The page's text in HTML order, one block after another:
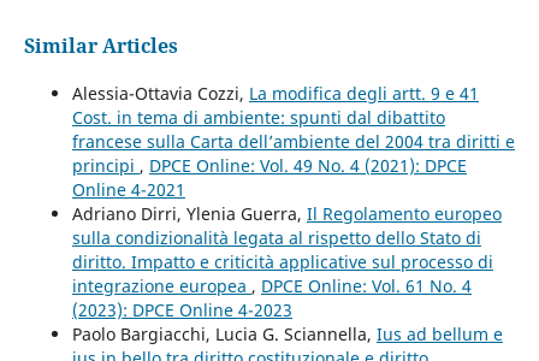
Similar Articles
Alessia-Ottavia Cozzi, La modifica degli artt. 9 e 41
Cost. in tema di ambiente: spunti dal dibattito
francese sulla Carta dell’ambiente del 2004 tra diritti e
principi , DPCE Online: Vol. 49 No. 4 (2021): DPCE
Online 4-2021
Adriano Dirri, Ylenia Guerra, Il Regolamento europeo
sulla condizionalità legata al rispetto dello Stato di
diritto. Impatto e criticità applicative sul processo di
integrazione europea , DPCE Online: Vol. 61 No. 4
(2023): DPCE Online 4-2023
Paolo Bargiacchi, Lucia G. Sciannella, Ius ad bellum e